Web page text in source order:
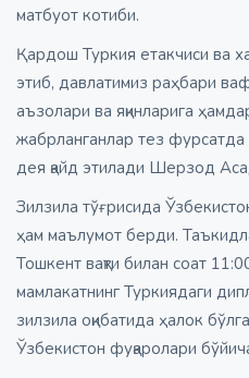
матбуот котиби.
Қардош Туркия етакчиси ва
этиб, давлатимиз раҳбари
аъзолари ва яқинларига
жабрланганлар тез
дея қайд этилади Шерзод
Зилзила тўғрисида
ҳам маълумот берди.
Тошкент вақти билан соат
мамлакатнинг Туркиядаги
зилзила оқибатида ҳалок
Ўзбекистон фуқаролари